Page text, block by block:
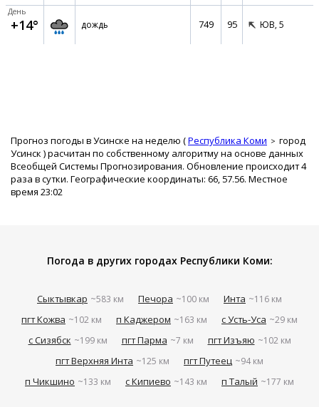
День
+14° дождь 749 95 ЮВ, 5
Прогноз погоды в Усинске на неделю (Республика Коми
город
Усинск ) расчитан по собственному алгоритму на основе данных
Всеобщей Системы Прогнозирования. Обновление происходит 4
раза в сутки. Географические координаты: 66, 57.56. Местное
время 23:02
Погода в других городах Республики Коми:
Сыктывкар ~583 км Печора ~100 км Инта ~116 км
пгт Кожва ~102 км п Каджером ~163 км с Усть-Уса ~29 км
с Сизябск ~199 км пгт Парма ~7 км пгт Изъяю ~102 км
пгт Верхняя Инта ~125 км пгт Путеец ~94 км
п Чикшино ~133 км с Кипиево ~143 км п Талый ~177 км